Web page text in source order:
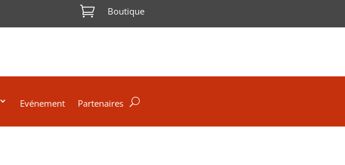
 Boutique
Evénement Partenaires